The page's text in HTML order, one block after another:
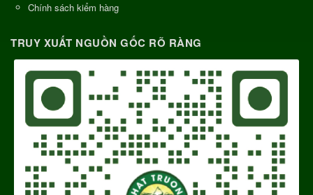
Chính sách kiểm hàng
TRUY XUẤT NGUỒN GỐC RÕ RÀNG